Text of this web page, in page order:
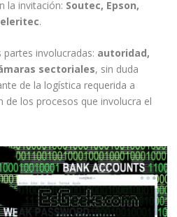
la invitación: Soutec, Epson,
.
involucradas: autoridad,
sectoriales, sin duda
de la logística requerida a
los procesos que involucra el